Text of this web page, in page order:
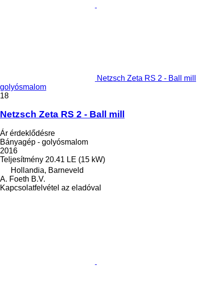
Netzsch Zeta RS 2 - Ball mill
golyósmalom
18
Netzsch Zeta RS 2 - Ball mill
Ár érdeklődésre
Bányagép - golyósmalom
2016
Teljesítmény 20.41 LE (15 kW)
Hollandia, Barneveld
A. Foeth B.V.
Kapcsolatfelvétel az eladóval